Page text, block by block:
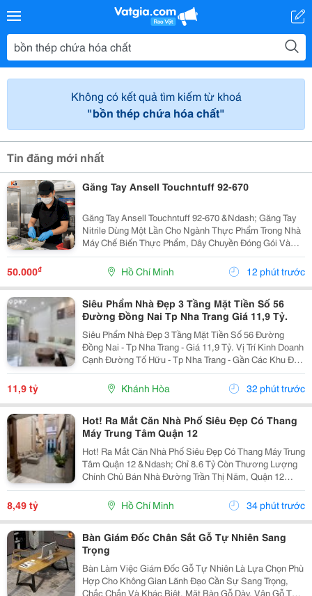
Không có kết quả tìm kiếm từ khoá
"bồn thép chứa hóa chất"
Tin đăng mới nhất
Găng Tay Ansell Touchntuff 92-670
Găng Tay Ansell Touchntuff 92-670 &Ndash; Găng Tay
Nitrile Dùng Một Lần Cho Ngành Thực Phẩm Trong Nhà
Máy Chế Biến Thực Phẩm, Dây Chuyền Đóng Gói Và
Khu Vực Yêu Cầu Vệ Sinh Nghiêm Ngặt, Việc Sử Dụng
Găng Tay Nitrile Dùng Một Lần Giúp Hạn Chế Nguy...
50.000₫ Hồ Chí Minh 12 phút trước
Siêu Phẩm Nhà Đẹp 3 Tầng Mặt Tiền Số 56
Đường Đồng Nai Tp Nha Trang Giá 11,9 Tỷ.
Siêu Phẩm Nhà Đẹp 3 Tầng Mặt Tiền Số 56 Đường
Đồng Nai - Tp Nha Trang - Giá 11,9 Tỷ. Vị Trí Kinh Doanh
Cạnh Đường Tố Hữu - Tp Nha Trang - Gần Các Khu Đô
Thị. Nhà Mới Đẹp 3 Tầng Mặt Tiền + 1 Mặt Hẻm - Kiến
Trúc Hiện Đại - Đầy Đủ Tiện Nghi. - Nhà Có...
11,9 tỷ Khánh Hòa 32 phút trước
Hot! Ra Mắt Căn Nhà Phố Siêu Đẹp Có Thang
Máy Trung Tâm Quận 12
Hot! Ra Mắt Căn Nhà Phố Siêu Đẹp Có Thang Máy Trung
Tâm Quận 12 &Ndash; Chỉ 8.6 Tỷ Còn Thương Lượng
Chính Chủ Bán Nhà Đường Trần Thị Năm, Quận 12
&Ndash; Vị Trí Đẹp, Khu Dân Cư Hiện Hữu, Tiện Ích Đầy
Đủ. Diện Tích: 4M &Times; 20M Nhà...
8,49 tỷ Hồ Chí Minh 34 phút trước
Bàn Giám Đốc Chân Sắt Gỗ Tự Nhiên Sang
Trọng
Bàn Làm Việc Giám Đốc Gỗ Tự Nhiên Là Lựa Chọn Phù
Hợp Cho Không Gian Lãnh Đạo Cần Sự Sang Trọng,
Chắc Chắn Và Khác Biệt. Mặt Bàn Gỗ Dày, Vân Gỗ Tự